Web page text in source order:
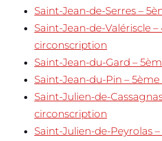
Saint-Jean-de-Serres –
Saint-Jean-de-Valériscle
circonscription
Saint-Jean-du-Gard –
Saint-Jean-du-Pin –
Saint-Julien-de-
circonscription
Saint-Julien-de-Peyrolas